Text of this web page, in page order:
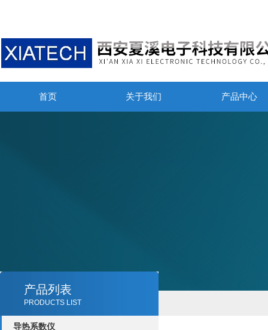
首页 关于我们 产品中心
产品列表
PRODUCTS LIST
导热系数仪